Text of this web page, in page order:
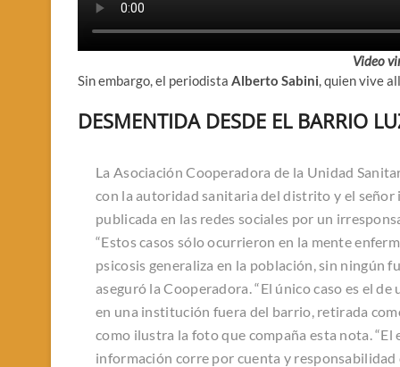
Video
Sin embargo, el periodista Alberto Sabini , quien vive
DESMENTIDA DESDE EL BARRIO
La Asociación Cooperadora de la Unidad
con la autoridad sanitaria del distrito y el
publicada en las redes sociales por un
“Estos casos sólo ocurrieron en la mente
psicosis generaliza en la población, sin ningún
aseguró la Cooperadora. “El único caso es el
en una institución fuera del barrio, retirada
como ilustra la foto que compaña esta nota.
información corre por cuenta y